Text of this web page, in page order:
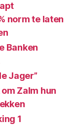
norm te laten
Banken
Jager”
Zalm hun
1